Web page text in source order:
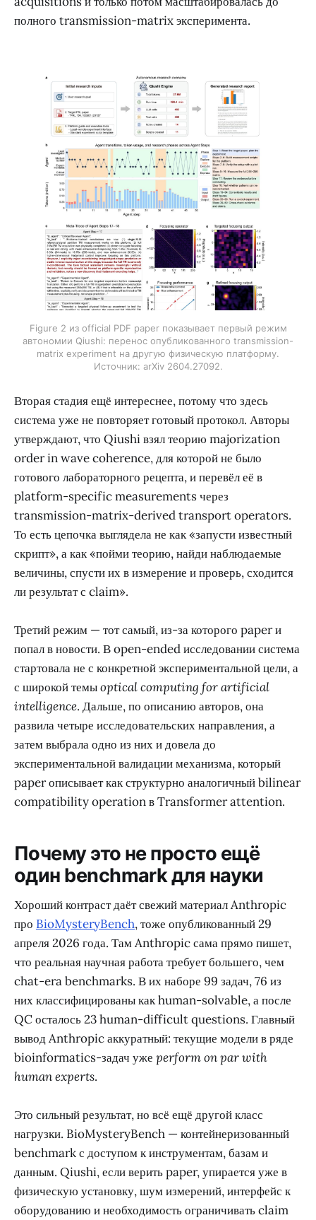
полного transmission-matrix эксперимента.
Figure 2 из official PDF paper показывает первый режим
автономии Qiushi: перенос опубликованного transmission-
matrix experiment на другую физическую платформу.
Источник: arXiv 2604.27092.
Вторая стадия ещё интереснее, потому что здесь
система уже не повторяет готовый протокол. Авторы
утверждают, что Qiushi взял теорию majorization
order in wave coherence, для которой не было
готового лабораторного рецепта, и перевёл её в
platform-specific measurements через
transmission-matrix-derived transport operators.
То есть цепочка выглядела не как «запусти известный
скрипт», а как «пойми теорию, найди наблюдаемые
величины, спусти их в измерение и проверь, сходится
ли результат с claim».
Третий режим — тот самый, из-за которого paper и
попал в новости. В open-ended исследовании система
стартовала не с конкретной экспериментальной цели, а
с широкой темыoptical computing for artificial
intelligence. Дальше, по описанию авторов, она
развила четыре исследовательских направления, а
затем выбрала одно из них и довела до
экспериментальной валидации механизма, который
paper описывает как структурно аналогичный bilinear
compatibility operation в Transformer attention.
Почему это не просто ещё
один benchmark для науки
Хороший контраст даёт свежий материал Anthropic
про BioMysteryBench, тоже опубликованный 29
апреля 2026 года. Там Anthropic сама прямо пишет,
что реальная научная работа требует большего, чем
chat-era benchmarks. В их наборе 99 задач, 76 из
них классифицированы как human-solvable, а после
QC осталось 23 human-difficult questions. Главный
вывод Anthropic аккуратный: текущие модели в ряде
bioinformatics-задач уже perform on par with
human experts.
Это сильный результат, но всё ещё другой класс
нагрузки. BioMysteryBench — контейнеризованный
benchmark с доступом к инструментам, базам и
данным. Qiushi, если верить paper, упирается уже в
физическую установку, шум измерений, интерфейс к
оборудованию и необходимость ограничивать claim